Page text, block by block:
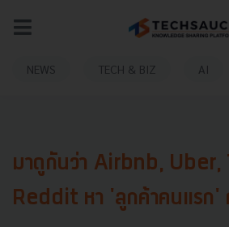
NEWS TECH & BIZ AI
มาดูกันว่า Airbnb,
Reddit หา 'ลูกค้าคนแรก'